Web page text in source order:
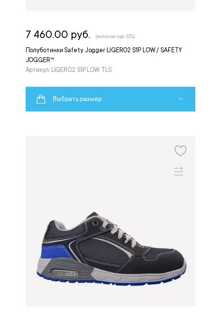
Полуботинки Safety Jogger LIGERO2 S1P LOW / SAFETY
JOGGER™
Артикул: LIGERO2 S1P LOW TLS
7 460.00 руб. (включая ндс 22%)
Выбрать размер